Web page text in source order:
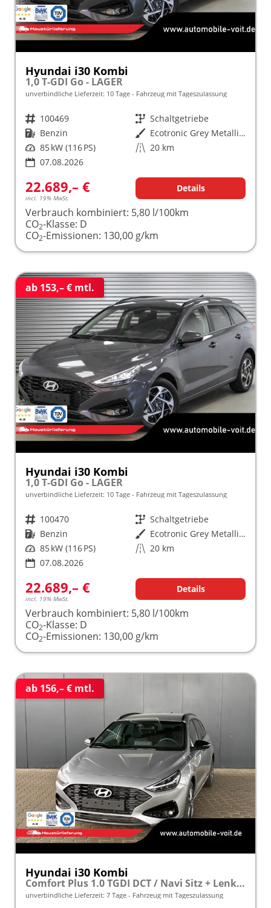
Hyundai i30 Kombi
1,0 T-GDI Go - LAGER
unverbindliche Lieferzeit: 10 Tage Fahrzeug mit Tageszulassung
Fahrzeugnr. 100469 Getriebe Schaltgetriebe
Kraftstoff Benzin Außenfarbe
Ecotronic Grey Metallic ()
Leistung 85 kW (116 PS) Kilometerstand 20 km
07.08.2026
22.689,– €
incl. 19% MwSt.
Details
Verbrauch kombiniert: 5,80 l/100km
CO2-Klasse: D
CO2-Emissionen: 130,00 g/km
ab 153,– € mtl.
Hyundai i30 Kombi
1,0 T-GDI Go - LAGER
unverbindliche Lieferzeit: 10 Tage Fahrzeug mit Tageszulassung
Fahrzeugnr. 100470 Getriebe Schaltgetriebe
Kraftstoff Benzin Außenfarbe
Ecotronic Grey Metallic ()
Leistung 85 kW (116 PS) Kilometerstand 20 km
07.08.2026
22.689,– €
incl. 19% MwSt.
Details
Verbrauch kombiniert: 5,80 l/100km
CO2-Klasse: D
CO2-Emissionen: 130,00 g/km
ab 156,– € mtl.
Hyundai i30 Kombi
Comfort Plus 1.0 TGDI DCT / Navi Sitz + Lenkradheizung PDC V&H Kamera LED Alu 17"
unverbindliche Lieferzeit: 7 Tage Fahrzeug mit Tageszulassung